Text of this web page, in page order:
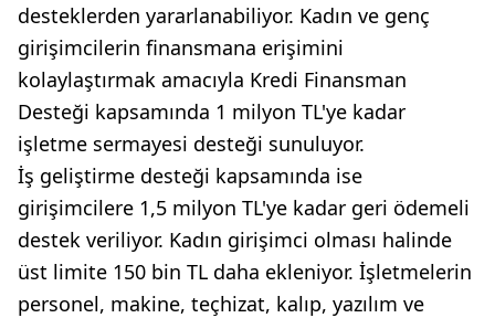
desteklerden yararlanabiliyor. Kadın ve genç
girişimcilerin finansmana erişimini
kolaylaştırmak amacıyla Kredi Finansman
Desteği kapsamında 1 milyon TL'ye kadar
işletme sermayesi desteği sunuluyor.
İş geliştirme desteği kapsamında ise
girişimcilere 1,5 milyon TL'ye kadar geri ödemeli
destek veriliyor. Kadın girişimci olması halinde
üst limite 150 bin TL daha ekleniyor. İşletmelerin
personel, makine, teçhizat, kalıp, yazılım ve